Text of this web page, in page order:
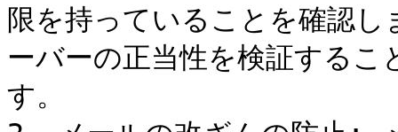
限を持っていることを確認
ーバーの正当性を検証するこ
す。